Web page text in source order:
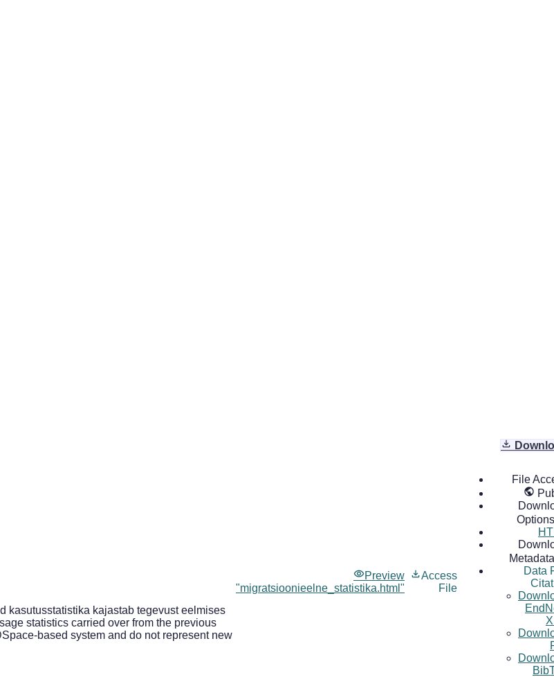
kasutusstatistika kajastab tegevust eelmises
statistics carried over from the previous
based system and do not represent new
Preview
"migratsioonieelne_statistika.html"
Access
File
File
Data